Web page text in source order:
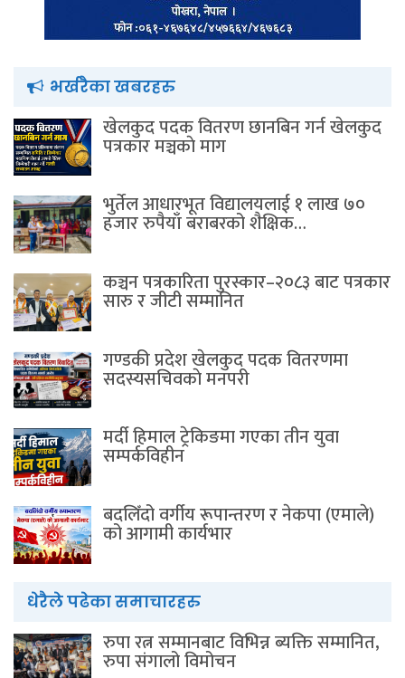
भर्खरैका खबरहरु
खेलकुद पदक वितरण छानबिन गर्न खेलकुद
पत्रकार मञ्चकाे माग
भुर्तेल आधारभूत विद्यालयलाई १ लाख ७०
हजार रुपैयाँ बराबरको शैक्षिक…
कञ्चन पत्रकारिता पुरस्कार–२०८३ बाट पत्रकार
सारु र जीटी सम्मानित
गण्डकी प्रदेश खेलकुद पदक वितरणमा
सदस्यसचिवकाे मनपरी
मर्दी हिमाल ट्रेकिङमा गएका तीन युवा
सम्पर्कविहीन
बदलिँदो वर्गीय रूपान्तरण र नेकपा (एमाले)
को आगामी कार्यभार
धेरैले पढेका समाचारहरु
रुपा रत्न सम्मानबाट विभिन्न ब्यक्ति सम्मानित,
रुपा संगालो विमोचन